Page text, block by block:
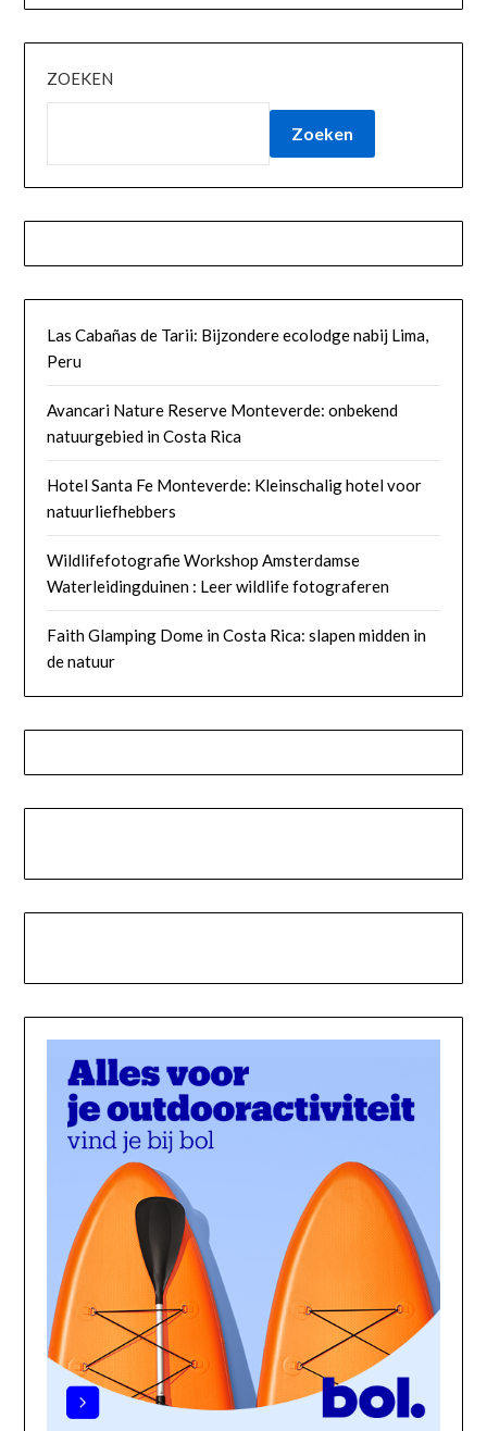
ZOEKEN
Zoeken
Las Cabañas de Tarii: Bijzondere ecolodge nabij Lima,
Peru
Avancari Nature Reserve Monteverde: onbekend
natuurgebied in Costa Rica
Hotel Santa Fe Monteverde: Kleinschalig hotel voor
natuurliefhebbers
Wildlifefotografie Workshop Amsterdamse
Waterleidingduinen : Leer wildlife fotograferen
Faith Glamping Dome in Costa Rica: slapen midden in
de natuur